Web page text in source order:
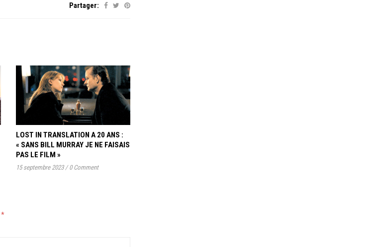
Partager:
LOST IN TRANSLATION A 20 ANS :
« SANS BILL MURRAY JE NE FAISAIS
PAS LE FILM »
15 septembre 2023 / 0 Comment
*